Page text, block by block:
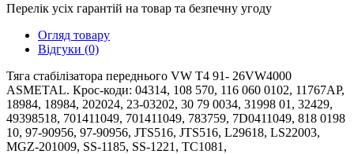
Перелік усіх гарантій на товар та безпечну угоду
Огляд товару
Відгуки (0)
Тяга стабілізатора переднього VW T4 91- 26VW4000
ASMETAL. Крос-коди: 04314, 108 570, 116 060 0102, 11767AP,
18984, 18984, 202024, 23-03202, 30 79 0034, 31998 01, 32429,
49398518, 701411049, 701411049, 783759, 7D0411049, 818 0198
10, 97-90956, 97-90956, JTS516, JTS516, L29618, LS22003,
MGZ-201009, SS-1185, SS-1221, TC1081,